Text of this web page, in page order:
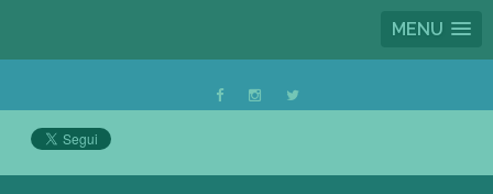
MENU